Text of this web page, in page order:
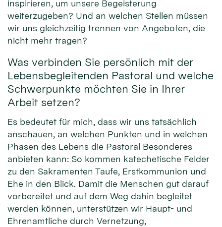
inspirieren, um unsere Begeisterung
weiterzugeben? Und an welchen Stellen müssen
wir uns gleichzeitig trennen von Angeboten, die
nicht mehr tragen?
Was verbinden Sie persönlich mit der
Lebensbegleitenden Pastoral und welche
Schwerpunkte möchten Sie in Ihrer
Arbeit setzen?
Es bedeutet für mich, dass wir uns tatsächlich
anschauen, an welchen Punkten und in welchen
Phasen des Lebens die Pastoral Besonderes
anbieten kann: So kommen katechetische Felder
zu den Sakramenten Taufe, Erstkommunion und
Ehe in den Blick. Damit die Menschen gut darauf
vorbereitet und auf dem Weg dahin begleitet
werden können, unterstützen wir Haupt- und
Ehrenamtliche durch Vernetzung,